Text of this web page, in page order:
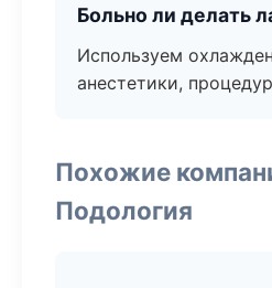
Больно ли делать
Используем
анестетики,
Похожие
Подология